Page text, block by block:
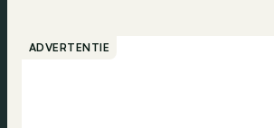
ADVERTENTIE